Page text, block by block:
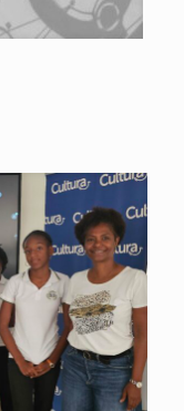
collège se sont
titre de Champion